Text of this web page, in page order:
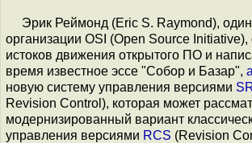
Эрик Реймонд (Eric S. Raymond),
организации OSI (Open Source
истоков движения открытого ПО и
время известное эссе "Собор и Базар",
новую систему управления версиями
Revision Control), которая может
модернизированный вариант
управления версиями RCS (Revision